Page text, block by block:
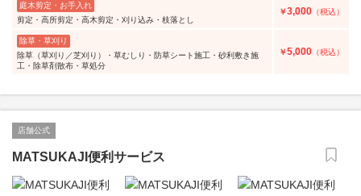
庭木剪定・お手入れ
剪定・高所剪定・高木剪定・刈り込み・枝落とし
￥3,000 （税込）
除草・草刈り
除草（草刈り／芝刈り）・草むしり・防草シート施工・砂利敷き施
工・除草剤散布・草処分
￥5,000 （税込）
店舗公式
MATSUKAJI便利サービス